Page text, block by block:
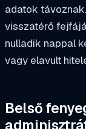
adatok távoznak.
visszatérő
nulladik nappal
vagy elavult
Belső